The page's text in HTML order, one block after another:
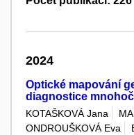
2024
Optické mapování
diagnostice
KOTAŠKOVÁ Jana
ONDROUŠKOVÁ Eva